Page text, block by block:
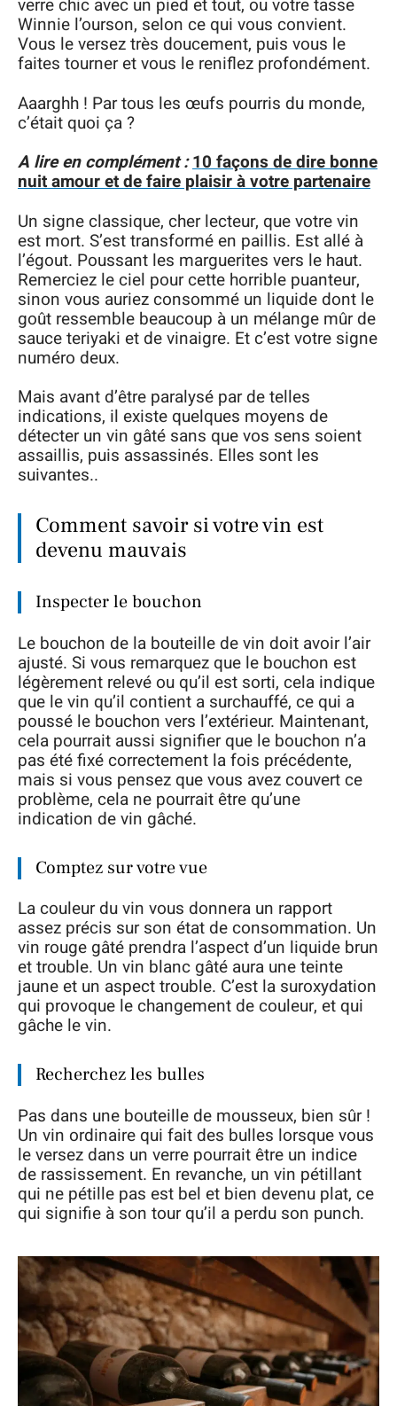
verre chic avec un pied et tout, ou votre tasse
Winnie l’ourson, selon ce qui vous convient.
Vous le versez très doucement, puis vous le
faites tourner et vous le reniflez profondément.
Aaarghh ! Par tous les œufs pourris du monde,
c’était quoi ça ?
A lire en complément :10 façons de dire bonne
nuit amour et de faire plaisir à votre partenaire
Un signe classique, cher lecteur, que votre vin
est mort. S’est transformé en paillis. Est allé à
l’égout. Poussant les marguerites vers le haut.
Remerciez le ciel pour cette horrible puanteur,
sinon vous auriez consommé un liquide dont le
goût ressemble beaucoup à un mélange mûr de
sauce teriyaki et de vinaigre. Et c’est votre signe
numéro deux.
Mais avant d’être paralysé par de telles
indications, il existe quelques moyens de
détecter un vin gâté sans que vos sens soient
assaillis, puis assassinés. Elles sont les
suivantes..
Comment savoir si votre vin est
devenu mauvais
Inspecter le bouchon
Le bouchon de la bouteille de vin doit avoir l’air
ajusté. Si vous remarquez que le bouchon est
légèrement relevé ou qu’il est sorti, cela indique
que le vin qu’il contient a surchauffé, ce qui a
poussé le bouchon vers l’extérieur. Maintenant,
cela pourrait aussi signifier que le bouchon n’a
pas été fixé correctement la fois précédente,
mais si vous pensez que vous avez couvert ce
problème, cela ne pourrait être qu’une
indication de vin gâché.
Comptez sur votre vue
La couleur du vin vous donnera un rapport
assez précis sur son état de consommation. Un
vin rouge gâté prendra l’aspect d’un liquide brun
et trouble. Un vin blanc gâté aura une teinte
jaune et un aspect trouble. C’est la suroxydation
qui provoque le changement de couleur, et qui
gâche le vin.
Recherchez les bulles
Pas dans une bouteille de mousseux, bien sûr !
Un vin ordinaire qui fait des bulles lorsque vous
le versez dans un verre pourrait être un indice
de rassissement. En revanche, un vin pétillant
qui ne pétille pas est bel et bien devenu plat, ce
qui signifie à son tour qu’il a perdu son punch.